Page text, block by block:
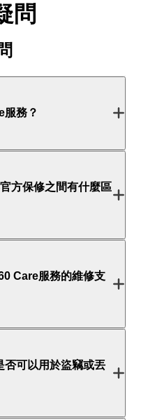
問
服務？
方保修之間有什麼區
Care服務的維修支
否可以用於盜竊或丟